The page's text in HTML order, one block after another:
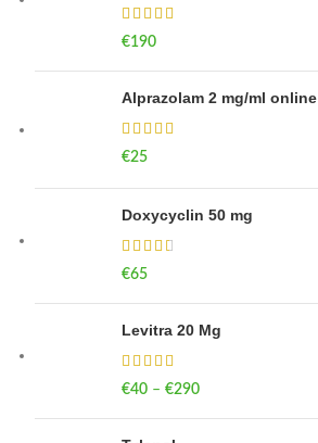
€190
Alprazolam 2 mg/ml online
€25
Doxycyclin 50 mg
€65
Levitra 20 Mg
€40 – €290